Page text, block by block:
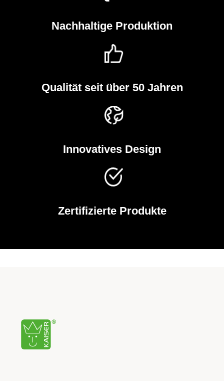
Nachhaltige Produktion
Qualität seit über 50 Jahren
Innovatives Design
Zertifizierte Produkte